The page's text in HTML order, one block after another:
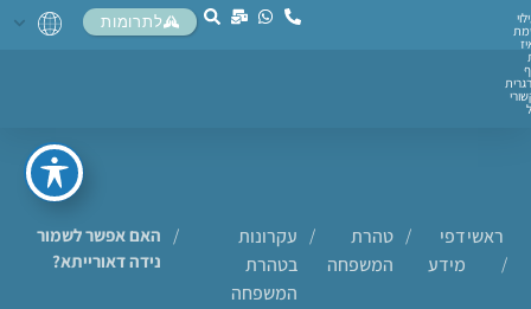
לתרומות
ראשי
/
דפי
מידע
/ טהרת
המשפחה
/
עקרונות
בטהרת
המשפחה
/
האם אפשר לשמור
נידה דאורייתא?